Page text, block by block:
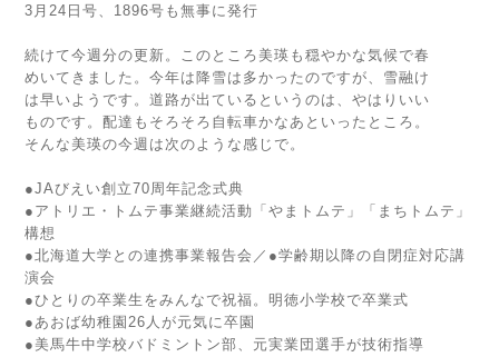
3月24日号、1896号も無事に発行
続けて今週分の更新。このところ美瑛も穏やかな気候で春
めいてきました。今年は降雪は多かったのですが、雪融け
は早いようです。道路が出ているというのは、やはりいい
ものです。配達もそろそろ自転車かなあといったところ。
そんな美瑛の今週は次のような感じで。
●JAびえい創立70周年記念式典
●アトリエ・トムテ事業継続活動「やまトムテ」「まちトムテ」
構想
●北海道大学との連携事業報告会／●学齢期以降の自閉症対応講
演会
●ひとりの卒業生をみんなで祝福。明徳小学校で卒業式
●あおば幼稚園26人が元気に卒園
●美馬牛中学校バドミントン部、元実業団選手が技術指導